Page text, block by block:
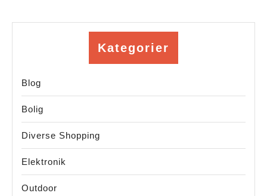
Kategorier
Blog
Bolig
Diverse Shopping
Elektronik
Outdoor